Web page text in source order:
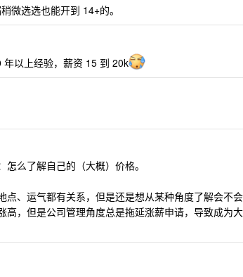
微选选也能开到 14+的。
以上经验，薪资 15 到 20k
么了解自己的（大概）价格。
、运气都有关系，但是还是想从某种角度了解会不
高，但是公司管理角度总是拖延涨薪申请，导致成为